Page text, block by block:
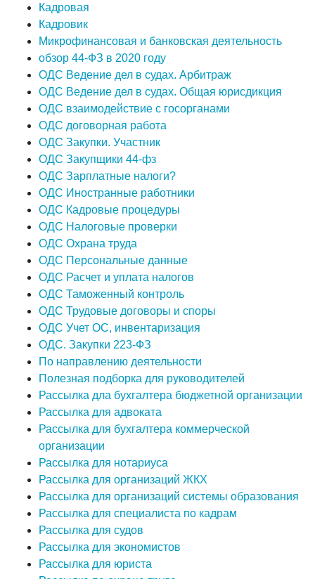
Кадровая
Кадровик
Микрофинансовая и банковская деятельность
обзор 44-ФЗ в 2020 году
ОДС Ведение дел в судах. Арбитраж
ОДС Ведение дел в судах. Общая юрисдикция
ОДС взаимодействие с госорганами
ОДС договорная работа
ОДС Закупки. Участник
ОДС Закупщики 44-фз
ОДС Зарплатные налоги?
ОДС Иностранные работники
ОДС Кадровые процедуры
ОДС Налоговые проверки
ОДС Охрана труда
ОДС Персональные данные
ОДС Расчет и уплата налогов
ОДС Таможенный контроль
ОДС Трудовые договоры и споры
ОДС Учет ОС, инвентаризация
ОДС. Закупки 223-ФЗ
По направлению деятельности
Полезная подборка для руководителей
Рассылка дла бухгалтера бюджетной организации
Рассылка для адвоката
Рассылка для бухгалтера коммерческой
организации
Рассылка для нотариуса
Рассылка для организаций ЖКХ
Рассылка для организаций системы образования
Рассылка для специалиста по кадрам
Рассылка для судов
Рассылка для экономистов
Рассылка для юриста